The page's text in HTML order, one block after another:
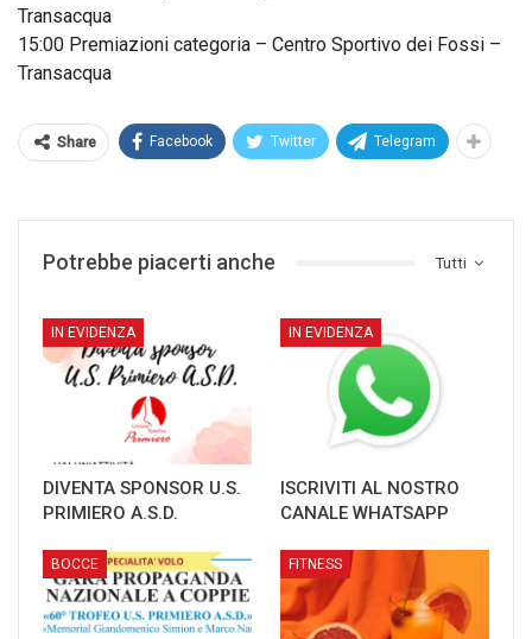
Transacqua
15:00 Premiazioni categoria – Centro Sportivo dei Fossi –
Transacqua
Share Facebook Twitter Telegram
Tutti
Potrebbe piacerti anche
IN EVIDENZA
DIVENTA SPONSOR U.S.
PRIMIERO A.S.D.
IN EVIDENZA
ISCRIVITI AL NOSTRO
CANALE WHATSAPP
BOCCE FITNESS